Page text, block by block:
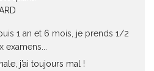
1 an et 6 mois, je prends 1/2
j’ai toujours mal !